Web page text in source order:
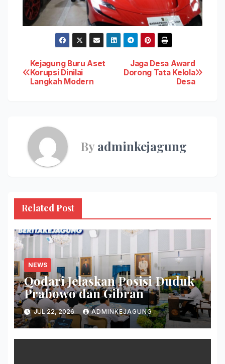
Post
navigation
Jaga Desa Award
Dorong Tata Kelola
Desa
Kejagung Buru Aset
Korupsi Dinilai
Langkah Modern
Byadminkejagung
Related Post
NEWS
Qodari Jelaskan Posisi Duduk
Prabowo dan Gibran
JUL 22, 2026 ADMINKEJAGUNG